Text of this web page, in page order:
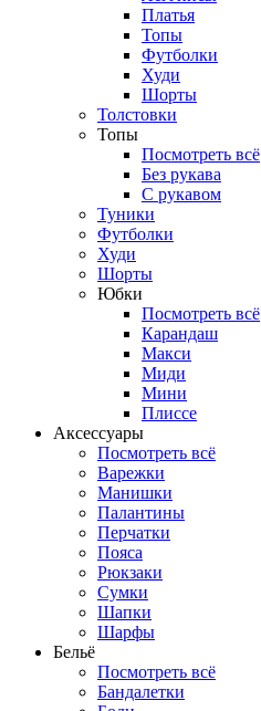
Платья
Топы
Футболки
Худи
Шорты
Толстовки
Топы
Посмотреть всё
Без рукава
С рукавом
Туники
Футболки
Худи
Шорты
Юбки
Посмотреть всё
Карандаш
Макси
Миди
Мини
Плиссе
Аксессуары
Посмотреть всё
Варежки
Манишки
Палантины
Перчатки
Пояса
Рюкзаки
Сумки
Шапки
Шарфы
Бельё
Посмотреть всё
Бандалетки